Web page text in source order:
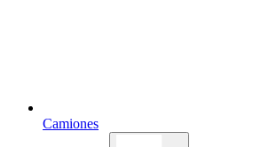
Camiones